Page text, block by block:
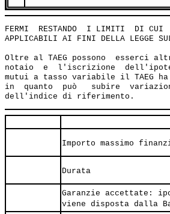
FERMI  RESTANDO  I LIMITI  DI CUI
APPLICABILI AI FINI DELLA LEGGE
Oltre al TAEG possono
notaio  e  l'iscrizione
mutui a tasso variabile il TAEG
in  quanto  può   subire
Importo massimo
Durata
Garanzie accettate:
viene disposta dalla